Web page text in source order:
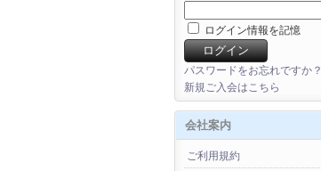
ログイン情報を記憶
パスワードをお忘れですか？
新規ご入会はこちら
会社案内
ご利用規約